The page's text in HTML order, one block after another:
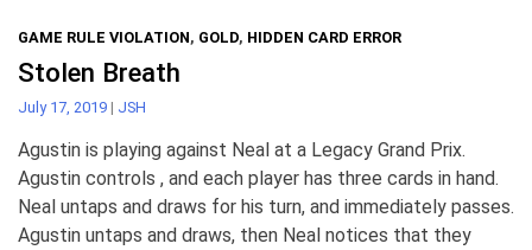
GAME RULE VIOLATION, GOLD, HIDDEN CARD ERROR
Stolen Breath
July 17, 2019 | JSH
Agustin is playing against Neal at a Legacy Grand Prix.
Agustin controls , and each player has three cards in hand.
Neal untaps and draws for his turn, and immediately passes.
Agustin untaps and draws, then Neal notices that they